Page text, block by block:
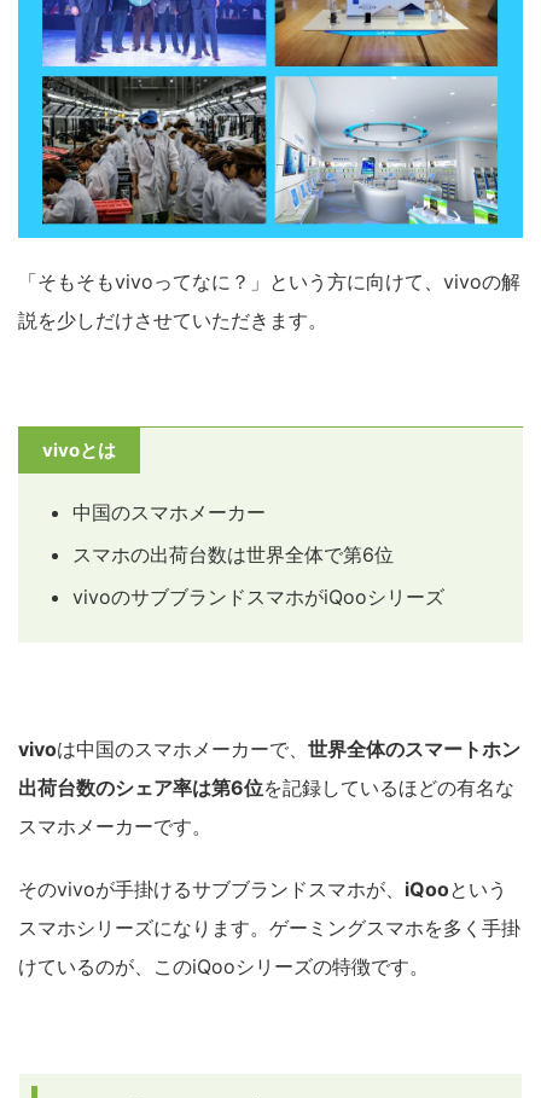
「そもそもvivoってなに？」という方に向けて、vivoの解
説を少しだけさせていただきます。
vivoとは
中国のスマホメーカー
スマホの出荷台数は世界全体で第6位
vivoのサブブランドスマホがiQooシリーズ
vivoは中国のスマホメーカーで、 世界全体のスマートホン
出荷台数のシェア率は第6位を記録しているほどの有名な
スマホメーカーです。
そのvivoが手掛けるサブブランドスマホが、 iQooという
スマホシリーズになります。ゲーミングスマホを多く手掛
けているのが、このiQooシリーズの特徴です。